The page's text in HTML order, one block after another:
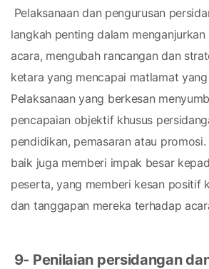
langkah penting dalam
acara, mengubah rancangan dan
ketara yang mencapai matlamat
Pelaksanaan yang berkesan
pencapaian objektif khusus
pendidikan, pemasaran atau promosi.
baik juga memberi impak besar
peserta, yang memberi kesan positif
dan tanggapan mereka terhadap
9- Penilaian persidangan